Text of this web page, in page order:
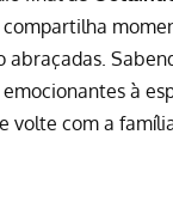
abraçadas.
à
com a